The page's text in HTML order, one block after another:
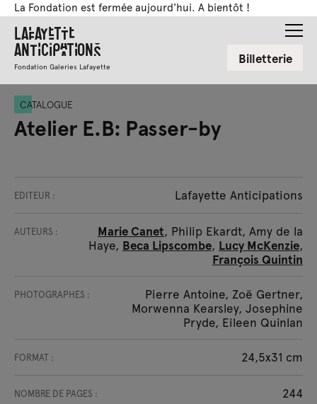
La Fondation est fermée aujourd'hui. A bientôt !
Lafayette
Anticipations
Fondation Galeries Lafayette Billetterie
CATALOGUE
Atelier E.B: Passer-by
EDITEUR : Lafayette Anticipations
AUTEURS : Marie Canet, Philip Ekardt, Amy de la
Haye, Beca Lipscombe, Lucy McKenzie,
François Quintin
PHOTOGRAPHES :
Pierre Antoine, Zoë Gertner,
Morwenna Kearsley, Josephine
Pryde, Eileen Quinlan
FORMAT : 24,5x31 cm
NOMBRE DE PAGES : 244